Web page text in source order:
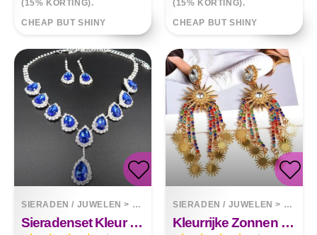
(15% KORTING).
CHEAP BUT SHINY
(15% KORTING).
CHEAP BUT SHINY
SIERADEN / JUWELEN > KETTINGEN
Sieradenset Kleur Strass Ketting
SIERADEN / JUWELEN >
Kleurrijke Zonnen Kristallen Kwast Hanger Oorbellen